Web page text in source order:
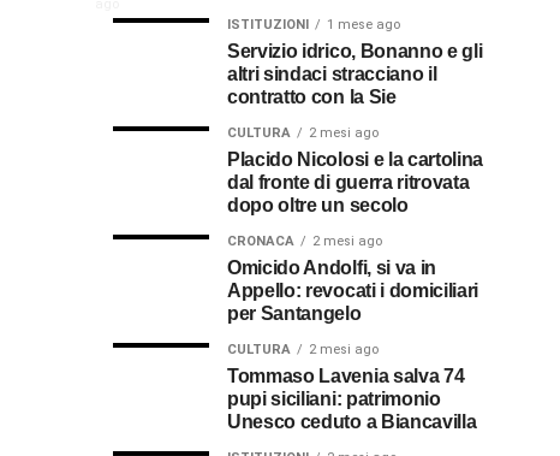
Calabria
premio
al
sacerdote
Vincenzo
77
per
della
ISTITUZIONI 1 mese ago
Servizio idrico, Bonanno e gli
altri sindaci stracciano il
contratto con la Sie
CULTURA 2 mesi ago
Placido Nicolosi e la cartolina
dal fronte di guerra ritrovata
dopo oltre un secolo
CRONACA 2 mesi ago
Omicido Andolfi, si va in
Appello: revocati i domiciliari
per Santangelo
CULTURA 2 mesi ago
Tommaso Lavenia salva 74
pupi siciliani: patrimonio
Unesco ceduto a Biancavilla